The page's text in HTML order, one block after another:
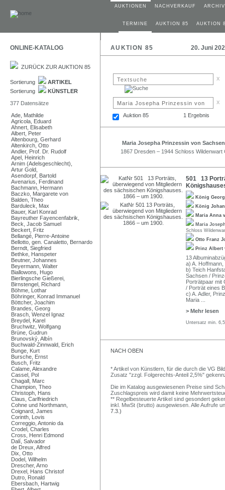
AUKTIONEN NACHVERKAUF ARCHIV
TERMINE AUKTION 85 AUKTION
ONLINE-KATALOG AUKTION 85 20. Juni
ZURÜCK ZUR AUKTION 85
Sortierung
ARTIKEL
Sortierung
KÜNSTLER
377 Datensätze
Ade, Mathilde
Agricola, Eduard
Ahnert, Elisabeth
Albert, Peter
Altenbourg, Gerhard
Altenkirch, Otto
Andler, Prof. Dr. Rudolf
Apel, Heinrich
Arnim (Adelsgeschlecht),
Artur Gold,
Asendorpf, Bartold
Avenarius, Ferdinand
Bachmann, Hermann
Baczko, Margarete von
Balden, Theo
Barduleck, Max
Bauer, Karl Konrad
Bayreuther Fayencenfabrik,
Beck, Jacob Samuel
Beckert, Fritz
Bellangé, Pierre-Antoine
Bellotto, gen. Canaletto, Bernardo
Berndt, Siegfried
Bethke, Hanspeter
Beutner, Johannes
Beyermann, Walter
Biallowons, Hugo
Bierlingsche Gießerei,
Birnstengel, Richard
Böhme, Lothar
Böhringer, Konrad Immanuel
Böttcher, Joachim
Brandes, Georg
Brasch, Wenzel Ignaz
Breydel, Karel
Bruchwitz, Wolfgang
Brüne, Gudrun
Brunovský, Albín
Buchwald-Zinnwald, Erich
Bunge, Kurt
Bursche, Ernst
Busch, Fritz
Calame, Alexandre
Cassel, Pol
Chagall, Marc
Champion, Theo
Christoph, Hans
Claus, Carlfriedrich
Cohne und Northmann,
Coignard, James
Corinth, Lovis
Correggio, Antonio da
Crodel, Charles
Cross, Henri Edmond
Dalí, Salvador
de Dreux, Alfred
Dix, Otto
Dodel, Wilhelm
Drescher, Arno
Drexel, Hans Christof
Dutro, Ronald
Ebersbach, Hartwig
x
x
Auktion 85 1 Ergebnis
Maria Josepha Prinzessin von
1867 Dresden – 1944 Schloss Wildenwart
501 13
König
König
Maria Anna
Maria
Schloss
Otto Franz
Prinz Albert
13
a) A.
b) Teich
Sachsen /
Porträtpaar mit
/ Porträt eines
c) A. Adler,
Maria
> Mehr lesen
Untersatz min.
NACH OBEN
* Artikel von Künstlern, für die durch die VG
Zusatz "zzgl. Folgerechts-Anteil 2,5%"
Die im Katalog ausgewiesenen Preise sind
Zuschlagspreis wird damit keine
** Regelbesteuerte Artikel sind gesondert
inkl. MwSt (brutto) ausgewiesen. Alle Aufrufe
7.3.)